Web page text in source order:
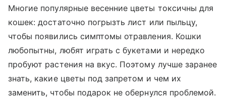
Многие популярные весенние цветы токсичны для
кошек: достаточно погрызть лист или пыльцу,
чтобы появились симптомы отравления. Кошки
любопытны, любят играть с букетами и нередко
пробуют растения на вкус. Поэтому лучше заранее
знать, какие цветы под запретом и чем их
заменить, чтобы подарок не обернулся проблемой.